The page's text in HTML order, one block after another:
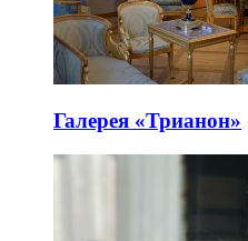
Галерея «Трианон»